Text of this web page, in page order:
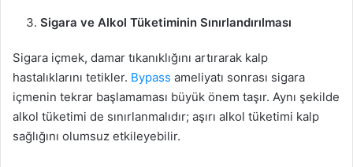
Sigara ve Alkol Tüketiminin Sınırlandırılması
Sigara içmek, damar tıkanıklığını artırarak kalp
hastalıklarını tetikler. Bypass ameliyatı sonrası sigara
içmenin tekrar başlamaması büyük önem taşır. Aynı şekilde
alkol tüketimi de sınırlanmalıdır; aşırı alkol tüketimi kalp
sağlığını olumsuz etkileyebilir.